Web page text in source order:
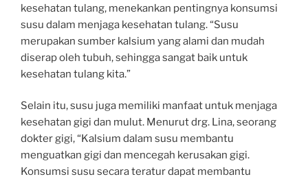
kesehatan tulang, menekankan pentingnya konsumsi
susu dalam menjaga kesehatan tulang. “Susu
merupakan sumber kalsium yang alami dan mudah
diserap oleh tubuh, sehingga sangat baik untuk
kesehatan tulang kita.”
Selain itu, susu juga memiliki manfaat untuk menjaga
kesehatan gigi dan mulut. Menurut drg. Lina, seorang
dokter gigi, “Kalsium dalam susu membantu
menguatkan gigi dan mencegah kerusakan gigi.
Konsumsi susu secara teratur dapat membantu